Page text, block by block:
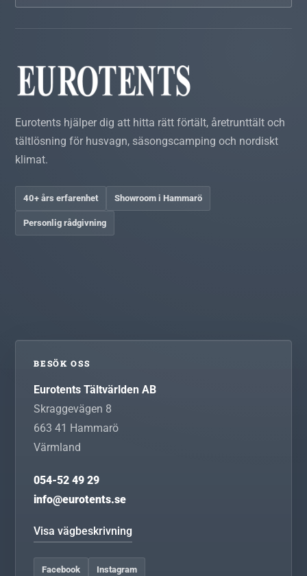
Eurotents hjälper dig att hitta rätt förtält, åretrunttält och
tältlösning för husvagn, säsongscamping och nordiskt
klimat.
40+ års erfarenhet Showroom i Hammarö
Personlig rådgivning
BESÖK OSS
Eurotents Tältvärlden AB
Skraggevägen 8
663 41 Hammarö
Värmland
054-52 49 29
info@eurotents.se
Visa vägbeskrivning
Facebook Instagram